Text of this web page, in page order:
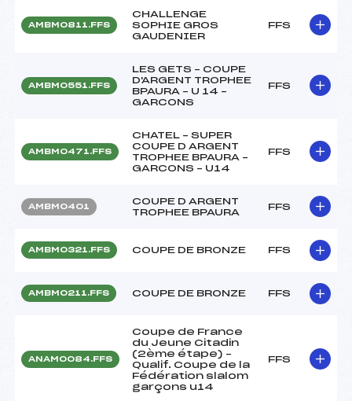
AMBM0811.FFS
CHALLENGE
SOPHIE GROS
GAUDENIER
FFS
AMBM0551.FFS
LES GETS – COUPE
D'ARGENT TROPHEE
BPAURA – U 14 –
GARCONS
FFS
AMBM0471.FFS
CHATEL – SUPER
COUPE D ARGENT
TROPHEE BPAURA –
GARCONS – U14
FFS
AMBM0401
COUPE D ARGENT
TROPHEE BPAURA
FFS
AMBM0321.FFS COUPE DE BRONZE FFS
AMBM0211.FFS COUPE DE BRONZE FFS
ANAM0084.FFS
Coupe de France
du Jeune Citadin
(2ème étape) –
Qualif. Coupe de la
Fédération slalom
garçons u14
FFS